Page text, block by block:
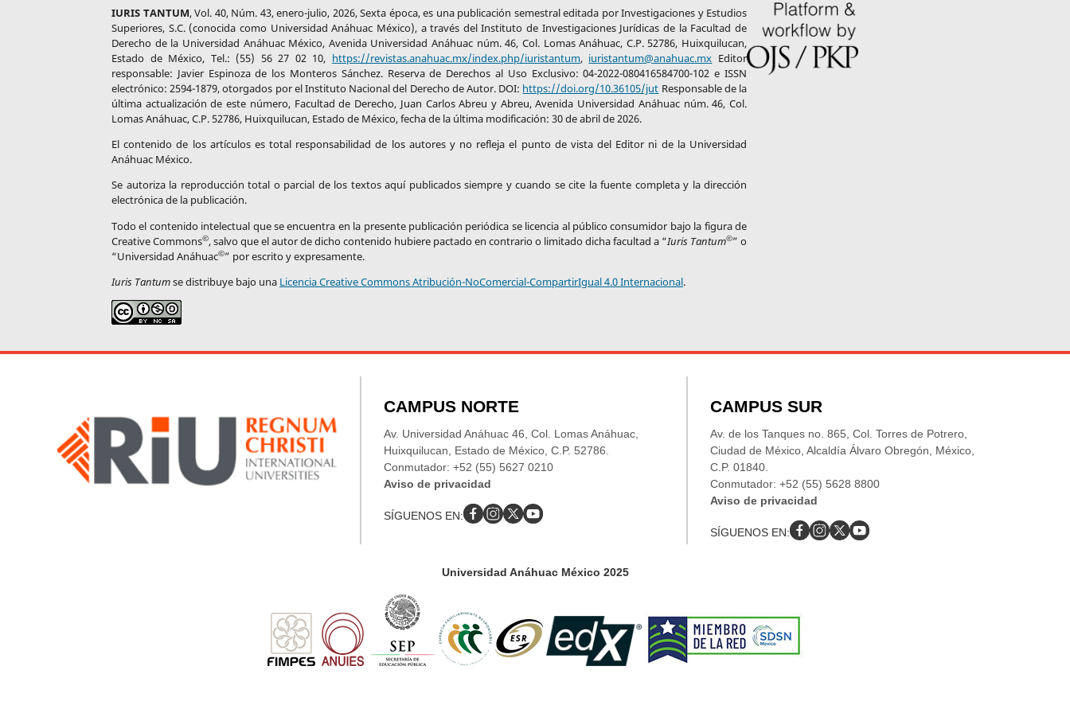
IURIS TANTUM, Vol. 40, Núm. 43, enero-julio, 2026, Sexta época, es una publicación semestral editada por Investigaciones y Estudios
Superiores, S.C. (conocida como Universidad Anáhuac México), a través del Instituto de Investigaciones Jurídicas de la Facultad de
Derecho de la Universidad Anáhuac México, Avenida Universidad Anáhuac núm. 46, Col. Lomas Anáhuac, C.P. 52786, Huixquilucan,
Estado de México, Tel.: (55) 56 27 02 10, https://revistas.anahuac.mx/index.php/iuristantum, iuristantum@anahuac.mx Editor
responsable: Javier Espinoza de los Monteros Sánchez. Reserva de Derechos al Uso Exclusivo: 04-2022-080416584700-102 e ISSN
electrónico: 2594-1879, otorgados por el Instituto Nacional del Derecho de Autor. DOI: https://doi.org/10.36105/jut Responsable de la
última actualización de este número, Facultad de Derecho, Juan Carlos Abreu y Abreu, Avenida Universidad Anáhuac núm. 46, Col.
Lomas Anáhuac, C.P. 52786, Huixquilucan, Estado de México, fecha de la última modificación: 30 de abril de 2026.
El contenido de los artículos es total responsabilidad de los autores y no refleja el punto de vista del Editor ni de la Universidad
Anáhuac México.
Se autoriza la reproducción total o parcial de los textos aquí publicados siempre y cuando se cite la fuente completa y la dirección
electrónica de la publicación.
Todo el contenido intelectual que se encuentra en la presente publicación periódica se licencia al público consumidor bajo la figura de
Creative Commons©, salvo que el autor de dicho contenido hubiere pactado en contrario o limitado dicha facultad a “Iuris Tantum©” o
“Universidad Anáhuac©” por escrito y expresamente.
Iuris Tantumse distribuye bajo una Licencia Creative Commons Atribución-NoComercial-CompartirIgual 4.0 Internacional.
CAMPUS NORTE
Av. Universidad Anáhuac 46, Col. Lomas Anáhuac,
Huixquilucan, Estado de México, C.P. 52786.
Conmutador: +52 (55) 5627 0210
Aviso de privacidad
SÍGUENOS EN:
CAMPUS SUR
Av. de los Tanques no. 865, Col. Torres de Potrero,
Ciudad de México, Alcaldía Álvaro Obregón, México,
C.P. 01840.
Conmutador: +52 (55) 5628 8800
Aviso de privacidad
SÍGUENOS EN:
Universidad Anáhuac México 2025